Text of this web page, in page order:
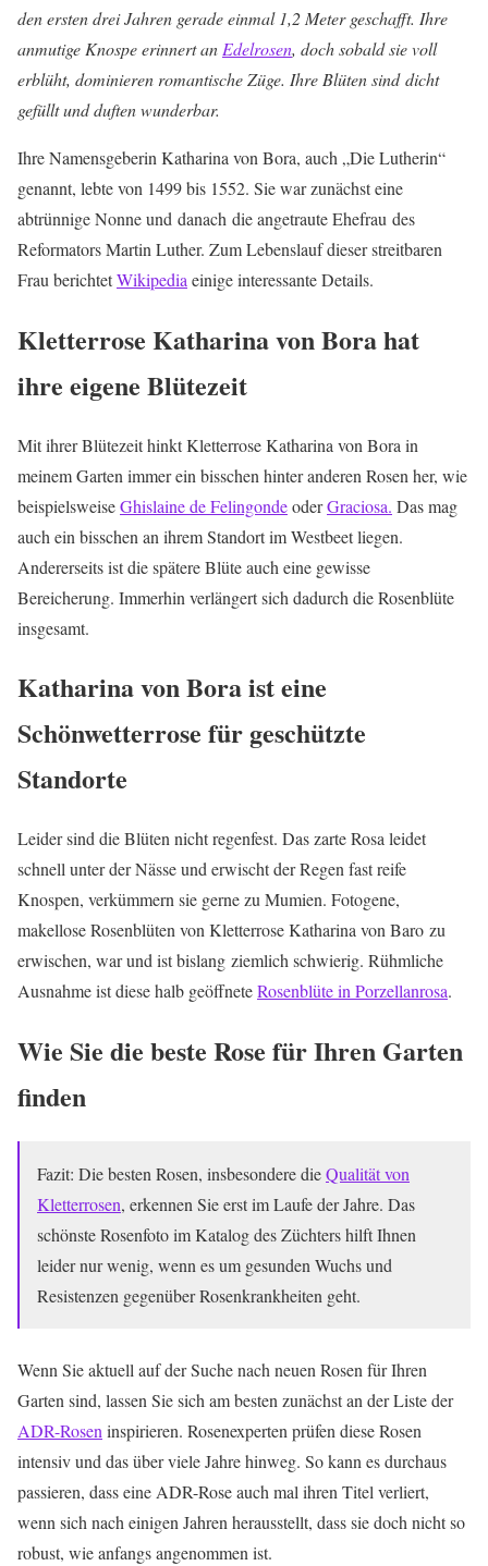
den ersten drei Jahren gerade einmal 1,2 Meter geschafft. Ihre
anmutige Knospe erinnert an Edelrosen, doch sobald sie voll
erblüht, dominieren romantische Züge. Ihre Blüten sind dicht
gefüllt und duften wunderbar.
Ihre Namensgeberin Katharina von Bora, auch „Die Lutherin“
genannt, lebte von 1499 bis 1552. Sie war zunächst eine
abtrünnige Nonne und danach die angetraute Ehefrau des
Reformators Martin Luther. Zum Lebenslauf dieser streitbaren
Frau berichtetWikipedia einige interessante Details.
Kletterrose Katharina von Bora hat
ihre eigene Blütezeit
Mit ihrer Blütezeit hinkt Kletterrose Katharina von Bora in
meinem Garten immer ein bisschen hinter anderen Rosen her, wie
beispielsweiseGhislaine de FelingondeoderGraciosa. Das mag
auch ein bisschen an ihrem Standort im Westbeet liegen.
Andererseits ist die spätere Blüte auch eine gewisse
Bereicherung. Immerhin verlängert sich dadurch die Rosenblüte
insgesamt.
Katharina von Bora ist eine
Schönwetterrose für geschützte
Standorte
Leider sind die Blüten nicht regenfest. Das zarte Rosa leidet
schnell unter der Nässe und erwischt der Regen fast reife
Knospen, verkümmern sie gerne zu Mumien. Fotogene,
makellose Rosenblüten von Kletterrose Katharina von Baro zu
erwischen, war und ist bislang ziemlich schwierig. Rühmliche
Ausnahme ist diese halb geöffneteRosenblüte in Porzellanrosa.
Wie Sie die beste Rose für Ihren Garten
finden
Fazit: Die besten Rosen, insbesondere dieQualität von
Kletterrosen, erkennen Sie erst im Laufe der Jahre. Das
schönste Rosenfoto im Katalog des Züchters hilft Ihnen
leider nur wenig, wenn es um gesunden Wuchs und
Resistenzen gegenüber Rosenkrankheiten geht.
Wenn Sie aktuell auf der Suche nach neuen Rosen für Ihren
Garten sind, lassen Sie sich am besten zunächst an der Liste der
ADR-Rosen inspirieren. Rosenexperten prüfen diese Rosen
intensiv und das über viele Jahre hinweg. So kann es durchaus
passieren, dass eine ADR-Rose auch mal ihren Titel verliert,
wenn sich nach einigen Jahren herausstellt, dass sie doch nicht so
robust, wie anfangs angenommen ist.